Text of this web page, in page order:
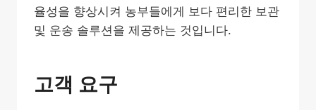
율성을 향상시켜 농부들에게 보다 편리한 보관
및 운송 솔루션을 제공하는 것입니다.
고객 요구